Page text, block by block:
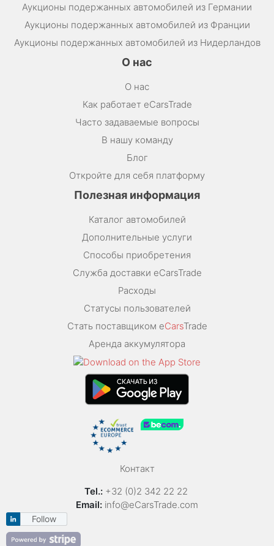
Аукционы подержанных автомобилей из Германии
Аукционы подержанных автомобилей из Франции
Аукционы подержанных автомобилей из Нидерландов
О нас
О нас
Как работает eCarsTrade
Часто задаваемые вопросы
В нашу команду
Блог
Откройте для себя платформу
Полезная информация
Каталог автомобилей
Дополнительные услуги
Способы приобретения
Служба доставки eCarsTrade
Расходы
Статусы пользователей
Стать поставщиком eCarsTrade
Аренда аккумулятора
Контакт
Tel.: +32 (0)2 342 22 22
Email: info@eCarsTrade.com
Follow